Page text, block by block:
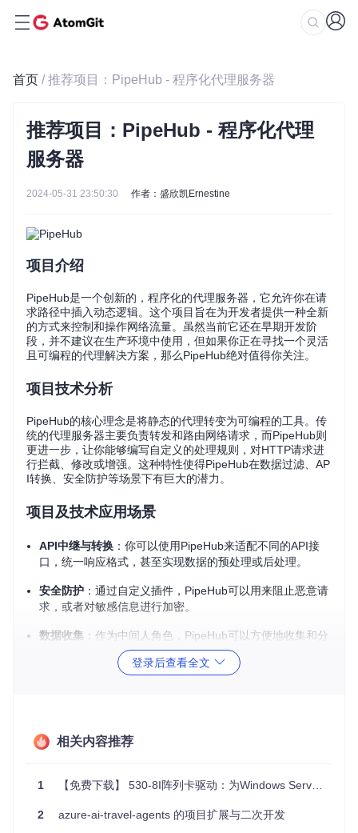
首页 / 推荐项目：PipeHub - 程序化代理服务器
推荐项目：PipeHub - 程序化代理
服务器
2024-05-31 23:50:30 作者：盛欣凯Ernestine
项目介绍
PipeHub是一个创新的，程序化的代理服务器，它允许你在请
求路径中插入动态逻辑。这个项目旨在为开发者提供一种全新
的方式来控制和操作网络流量。虽然当前它还在早期开发阶
段，并不建议在生产环境中使用，但如果你正在寻找一个灵活
且可编程的代理解决方案，那么PipeHub绝对值得你关注。
项目技术分析
PipeHub的核心理念是将静态的代理转变为可编程的工具。传
统的代理服务器主要负责转发和路由网络请求，而PipeHub则
更进一步，让你能够编写自定义的处理规则，对HTTP请求进
行拦截、修改或增强。这种特性使得PipeHub在数据过滤、AP
I转换、安全防护等场景下有巨大的潜力。
项目及技术应用场景
API中继与转换 ：你可以使用PipeHub来适配不同的API接
口，统一响应格式，甚至实现数据的预处理或后处理。
安全防护 ：通过自定义插件，PipeHub可以用来阻止恶意请
求，或者对敏感信息进行加密。
数据收集 ：作为中间人角色，PipeHub可以方便地收集和分
析来自多个源的数据。
项目特点
满足特定需求。
：通过编写插件，轻松添加新的功能或模块，扩展
登录后查看全文
相关内容推荐
1 【免费下载】 530-8I阵列卡驱动：为Windows Server 2016 & 2012 R2保驾护航
2 azure-ai-travel-agents 的项目扩展与二次开发